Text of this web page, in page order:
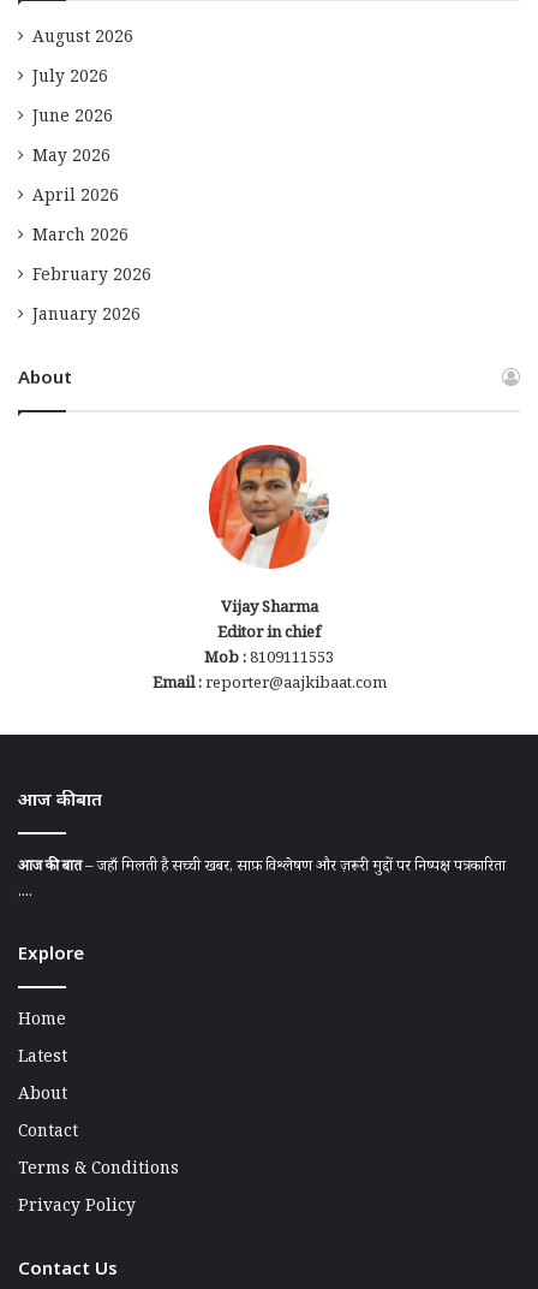
August 2026
July 2026
June 2026
May 2026
April 2026
March 2026
February 2026
January 2026
About
Vijay Sharma
Editor in chief
Mob :8109111553
Email :reporter@aajkibaat.com
आज की बात
आज की बात– जहाँ मिलती है सच्ची खबर, साफ़ विश्लेषण और ज़रूरी मुद्दों पर निष्पक्ष पत्रकारिता
....
Explore
Home
Latest
About
Contact
Terms & Conditions
Privacy Policy
Contact Us